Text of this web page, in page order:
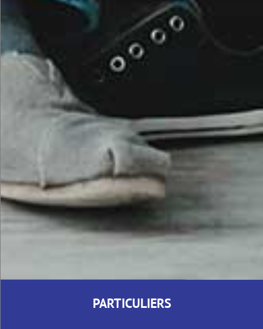
PARTICULIERS